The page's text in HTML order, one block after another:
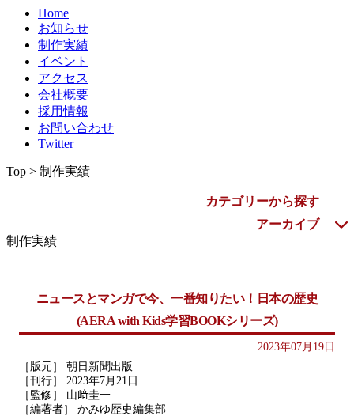
Home
お知らせ
制作実績
イベント
アクセス
会社概要
採用情報
お問い合わせ
Twitter
Top > 制作実績
カテゴリーから探す
アーカイブ
制作実績
ニュースとマンガで今、一番知りたい！日本の歴史
(AERA with Kids学習BOOKシリーズ)
2023年07月19日
［版元］ 朝日新聞出版
［刊行］ 2023年7月21日
［監修］ 山﨑圭一
［編著者］ かみゆ歴史編集部